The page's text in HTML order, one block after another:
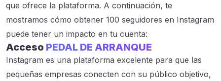
que ofrece la plataforma. A continuación, te
mostramos cómo obtener 100 seguidores en Instagram
puede tener un impacto en tu cuenta:
Acceso PEDAL DE ARRANQUE
Instagram es una plataforma excelente para que las
pequeñas empresas conecten con su público objetivo,